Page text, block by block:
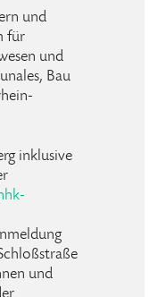
und
für
und
Bau
inklusive
und